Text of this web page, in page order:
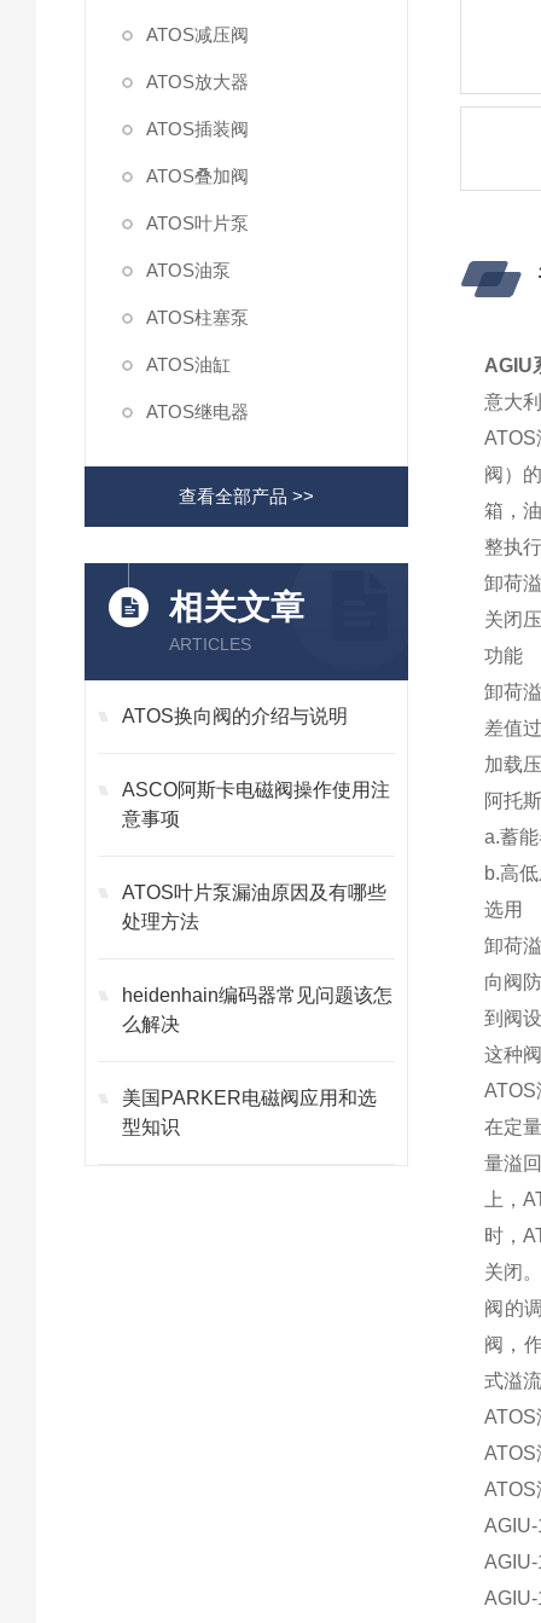
ATOS减压阀
ATOS放大器
ATOS插装阀
ATOS叠加阀
ATOS叶片泵
ATOS油泵
ATOS柱塞泵
ATOS油缸
ATOS继电器
查看全部产品 >>
相关文章
ARTICLES
ATOS换向阀的介绍与说明
ASCO阿斯卡电磁阀操作使用注
意事项
ATOS叶片泵漏油原因及有哪些
处理方法
heidenhain编码器常见问题该怎
么解决
美国PARKER电磁阀应用和选
型知识
AGIU
意大
阀）
箱，
整执
卸荷
关闭
功能
卸荷
差值
加载
阿托
a.蓄
b.高
选用
卸荷
向阀
到阀
这种
在定
量溢
上，
时，
关闭
阀的
阀，
式溢
ATOS
ATOS
ATOS